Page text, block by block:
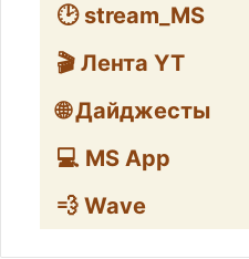
🕑 stream_MS
🎬 Лента YT
🌐 Дайджесты
💻 MS App
💨 Wave